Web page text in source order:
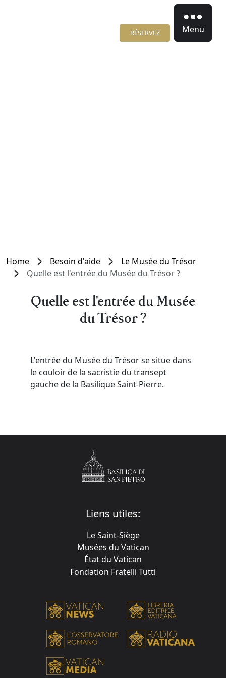
RÉSERVEZ Menu
Home Besoin d'aide
Le Musée du Trésor
Quelle est l'entrée du Musée du Trésor ?
Quelle est l'entrée du Musée
du Trésor ?
L'entrée du Musée du Trésor se situe dans
le couloir de la sacristie du transept
gauche de la Basilique Saint-Pierre.
Liens utiles:
Le Saint-Siège
Musées du Vatican
État du Vatican
Fondation Fratelli Tutti